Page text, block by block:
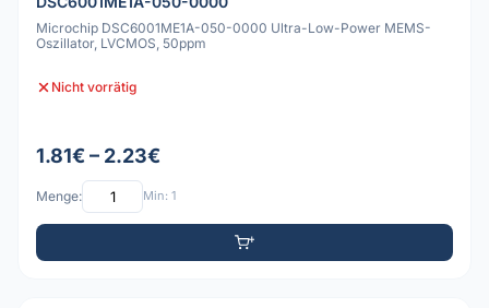
Microchip DSC6001ME1A-050-0000 Ultra-Low-Power MEMS-
Oszillator, LVCMOS, 50ppm
Nicht vorrätig
1.81€ – 2.23€
Menge: Min: 1